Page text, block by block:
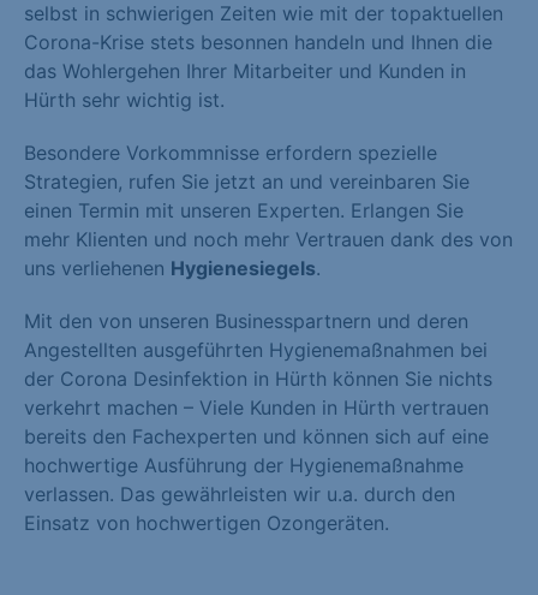
selbst in schwierigen Zeiten wie mit der topaktuellen
Corona-Krise stets besonnen handeln und Ihnen die
das Wohlergehen Ihrer Mitarbeiter und Kunden in
Hürth sehr wichtig ist.
Besondere Vorkommnisse erfordern spezielle
Strategien, rufen Sie jetzt an und vereinbaren Sie
einen Termin mit unseren Experten. Erlangen Sie
mehr Klienten und noch mehr Vertrauen dank des von
uns verliehenen Hygienesiegels.
Mit den von unseren Businesspartnern und deren
Angestellten ausgeführten Hygienemaßnahmen bei
der Corona Desinfektion in Hürth können Sie nichts
verkehrt machen – Viele Kunden in Hürth vertrauen
bereits den Fachexperten und können sich auf eine
hochwertige Ausführung der Hygienemaßnahme
verlassen. Das gewährleisten wir u.a. durch den
Einsatz von hochwertigen Ozongeräten.